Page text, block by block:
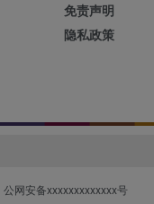
免责声明
隐私政策
公网安备xxxxxxxxxxxxx号